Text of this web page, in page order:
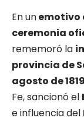
En unemotivo
ceremonia
rememoró la
provincia de
agosto de 1819
Fe, sancionó el
e influencia del